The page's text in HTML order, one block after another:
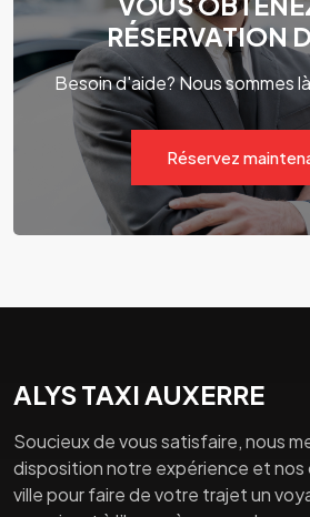
RÉSERVATION
Besoin d'aide? Nous sommes
Réservez
ALYS TAXI AUXERRE
Soucieux de vous satisfaire, nous
disposition notre expérience et nos
ville pour faire de votre trajet un